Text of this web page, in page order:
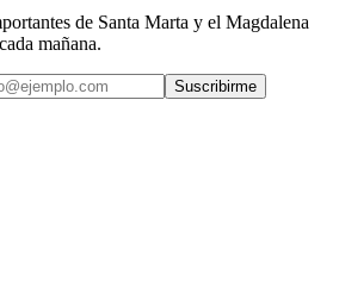
de Santa Marta y el Magdalena
mañana.
Suscribirme